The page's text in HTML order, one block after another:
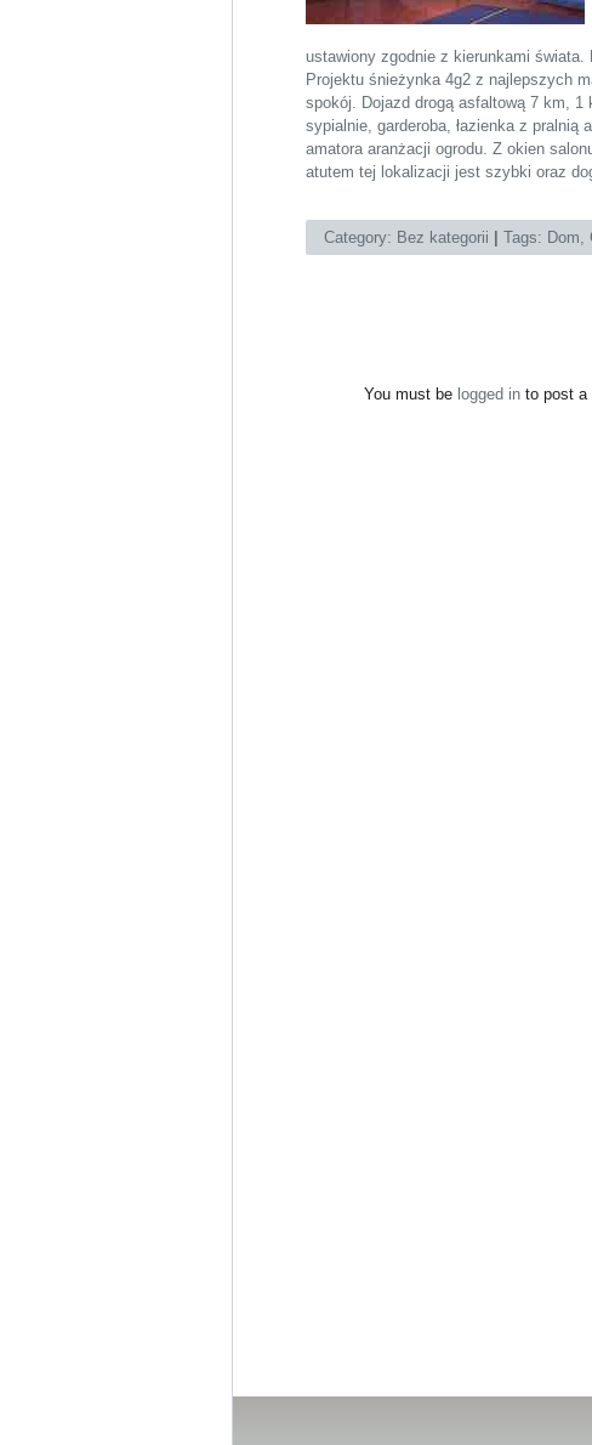
ustawiony zgodnie z kierunkami świata.
Projektu śnieżynka 4g2 z najlepszych
spokój. Dojazd drogą asfaltową 7 km,
sypialnie, garderoba, łazienka z pralnią
amatora aranżacji ogrodu. Z okien
atutem tej lokalizacji jest szybki oraz
Category: Bez kategorii Tags: Dom,
You must be logged in to post a